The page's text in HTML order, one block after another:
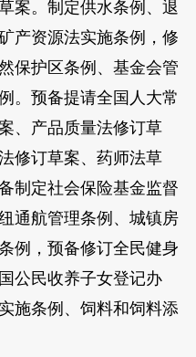
案。 制定供水条例、退
产资源法实施条例，修
保护区条例、基金会管
。预备提请全国人大常
、产品质量法修订草
修订草案、药师法草
制定社会保险基金监督
通航管理条例、城镇房
例，预备修订全民健身
公民收养子女登记办
施条例、饲料和饲料添